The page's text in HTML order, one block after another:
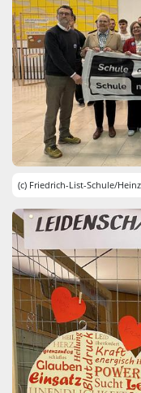
(c) Friedrich-List-Schule/Heinz